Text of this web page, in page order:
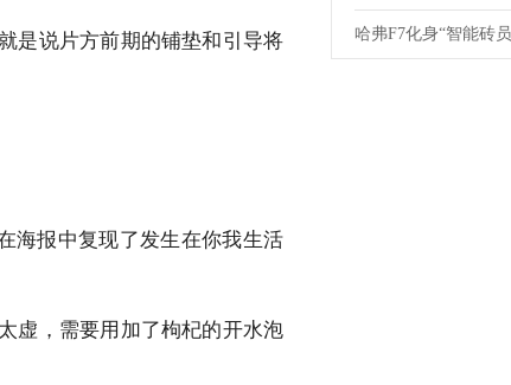
是说片方前期的铺垫和引导将
海报中复现了发生在你我生活
虚，需要用加了枸杞的开水泡
哈弗F7化身“智能砖